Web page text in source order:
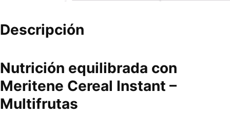
Descripción
Nutrición equilibrada con
Meritene Cereal Instant –
Multifrutas